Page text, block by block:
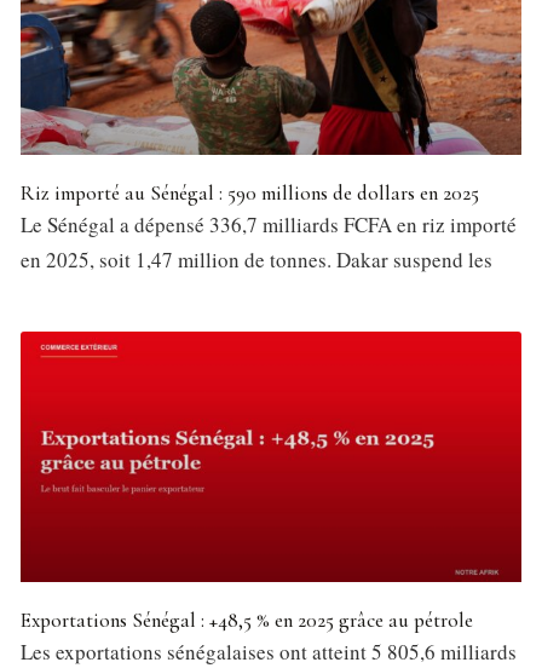
Riz importé au Sénégal : 590 millions de dollars en 2025
Le Sénégal a dépensé 336,7 milliards FCFA en riz importé
en 2025, soit 1,47 million de tonnes. Dakar suspend les
Exportations Sénégal : +48,5 % en 2025 grâce au pétrole
Les exportations sénégalaises ont atteint 5 805,6 milliards